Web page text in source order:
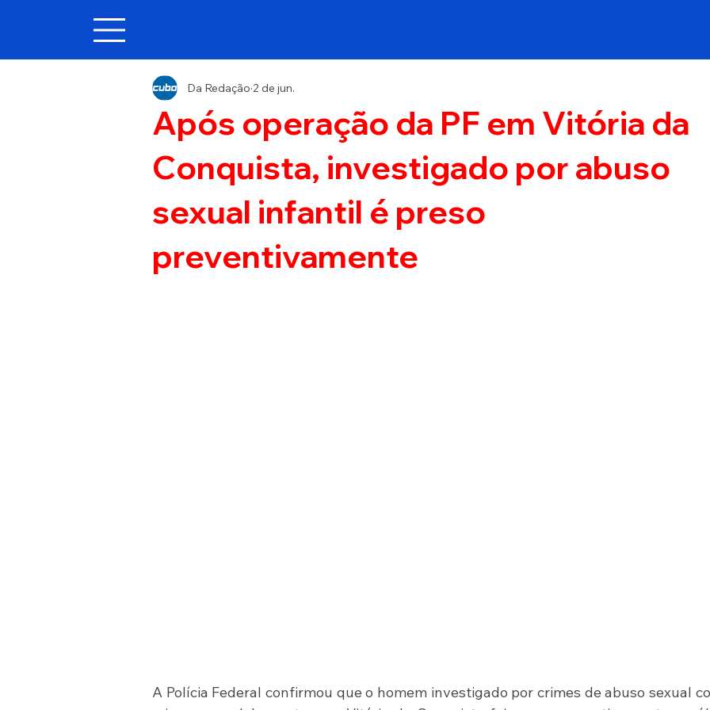
Após operação da PF em Vitória da
Conquista, investigado por abuso
sexual infantil é preso
preventivamente
Da Redação 2 de jun.
A Polícia Federal confirmou que o homem investigado por crimes de abuso sexual